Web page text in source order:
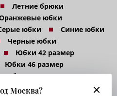
Летние брюки
юбки
юбки
Синие юбки
Черные юбки
Юбки 42 размер
Юбки 46 размер
Юбки 50 размер
Юбки 54 размер
Москва?